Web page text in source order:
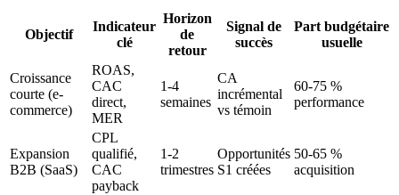
Objectif
Indicateur
clé
Horizon
de
retour
Signal de
succès
Part budgétaire
usuelle
Croissance
courte (e-
commerce)
ROAS,
CAC
direct,
MER
1-4
semaines
CA
incrémental
vs témoin
60-75 %
performance
Expansion
B2B (SaaS)
CPL
qualifié,
CAC
payback
1-2
trimestres
Opportunités
S1 créées
50-65 %
acquisition